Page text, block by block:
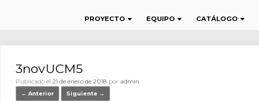
PROYECTO EQUIPO CATÁLOGO
3novUCM5
Publicado el21 de enero de 2018 por admin
← Anterior Siguiente →